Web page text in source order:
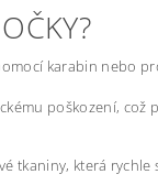
karabin nebo
poškození,
tkaniny, která